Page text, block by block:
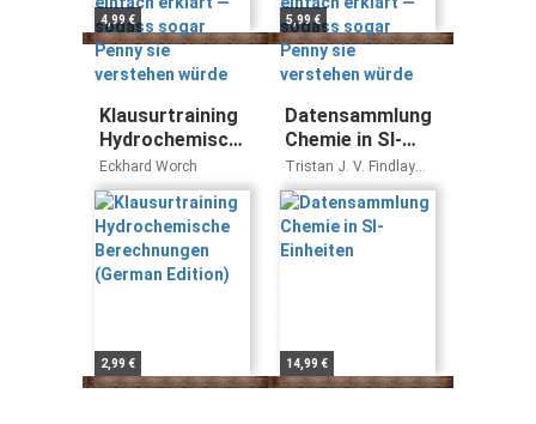
4,99 € 5,99 €
Klausurtraining
Hydrochemische
Berechnungen
(German Edition)
Eckhard Worch
2,99 €
Datensammlung
Chemie in SI-
Einheiten
Tristan J. V. Findlay
Gordon H. Aylward
14,99 €